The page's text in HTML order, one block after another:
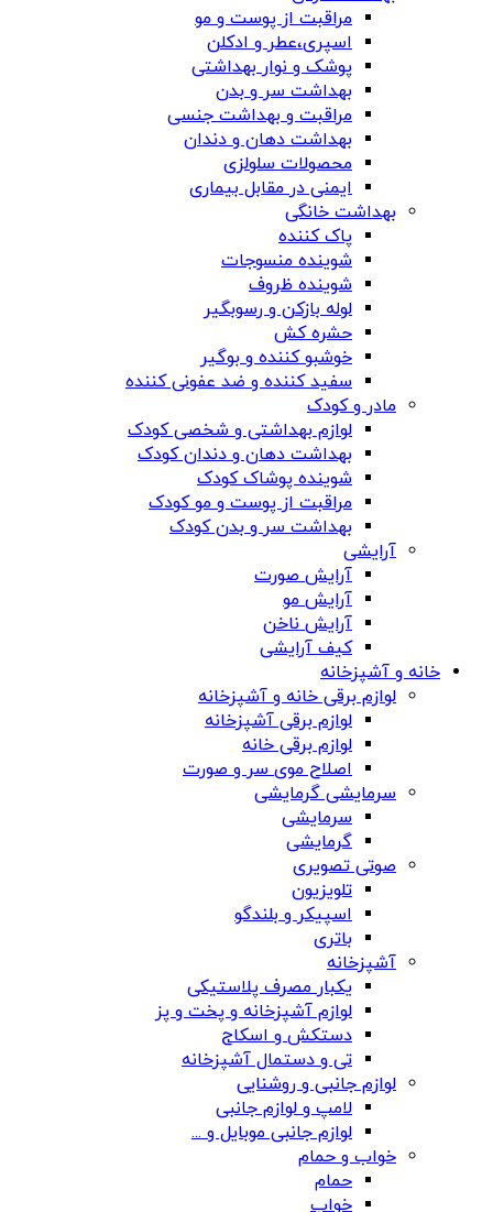
مراقبت از پوست و مو
اسپری،عطر و ادکلن
پوشک و نوار بهداشتی
بهداشت سر و بدن
مراقبت و بهداشت جنسی
بهداشت دهان و دندان
محصولات سلولزی
ایمنی در مقابل بیماری
بهداشت خانگی
پاک کننده
شوینده منسوجات
شوینده ظروف
لوله بازکن و رسوبگیر
حشره کش
خوشبو کننده و بوگیر
سفید کننده و ضد عفونی کننده
مادر و کودک
لوازم بهداشتی و شخصی کودک
بهداشت دهان و دندان کودک
شوینده پوشاک کودک
مراقبت از پوست و مو کودک
بهداشت سر و بدن کودک
آرایشی
آرایش صورت
آرایش مو
آرایش ناخن
کیف آرایشی
خانه و آشپزخانه
لوازم برقی خانه و آشپزخانه
لوازم برقی آشپزخانه
لوازم برقی خانه
اصلاح موی سر و صورت
سرمایشی گرمایشی
سرمایشی
گرمایشی
صوتی تصویری
تلویزیون
اسپیکر و بلندگو
باتری
آشپزخانه
یکبار مصرف پلاستیکی
لوازم آشپزخانه و پخت و پز
دستکش و اسکاج
تی و دستمال آشپزخانه
لوازم جانبی و روشنایی
لامپ و لوازم جانبی
لوازم جانبی موبایل و ...
خواب و حمام
حمام
خواب